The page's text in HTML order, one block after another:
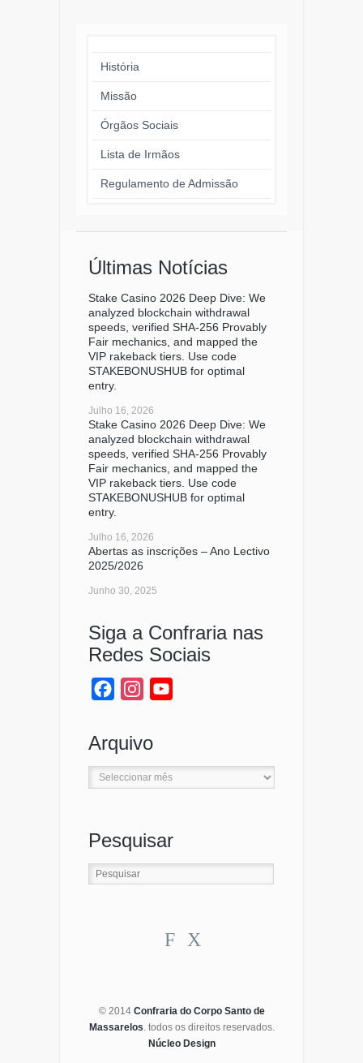
História
Missão
Órgãos Sociais
Lista de Irmãos
Regulamento de Admissão
Últimas Notícias
Stake Casino 2026 Deep Dive: We
analyzed blockchain withdrawal
speeds, verified SHA-256 Provably
Fair mechanics, and mapped the
VIP rakeback tiers. Use code
STAKEBONUSHUB for optimal
entry.
Julho 16, 2026
Stake Casino 2026 Deep Dive: We
analyzed blockchain withdrawal
speeds, verified SHA-256 Provably
Fair mechanics, and mapped the
VIP rakeback tiers. Use code
STAKEBONUSHUB for optimal
entry.
Julho 16, 2026
Abertas as inscrições – Ano Lectivo
2025/2026
Junho 30, 2025
Siga a Confraria nas
Redes Sociais
FacebookInstagram
Arquivo
Arquivo
Pesquisar
F X
© 2014 Confraria do Corpo Santo de
Massarelos . todos os direitos reservados.
Núcleo Design